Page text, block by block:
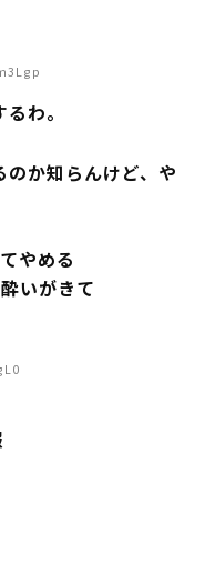
わ。
か知らんけど、や
やめる
いがきて